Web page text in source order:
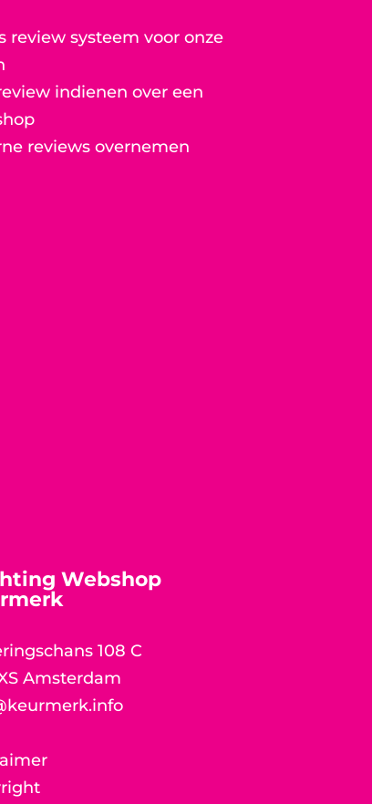
review systeem voor onze
indienen over een
reviews overnemen
Webshop
108 C
Amsterdam